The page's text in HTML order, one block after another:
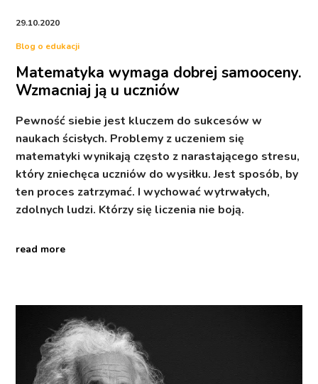
29.10.2020
Blog o edukacji
Matematyka wymaga dobrej samooceny.
Wzmacniaj ją u uczniów
Pewność siebie jest kluczem do sukcesów w
naukach ścisłych. Problemy z uczeniem się
matematyki wynikają często z narastającego stresu,
który zniechęca uczniów do wysiłku. Jest sposób, by
ten proces zatrzymać. I wychować wytrwałych,
zdolnych ludzi. Którzy się liczenia nie boją.
read more